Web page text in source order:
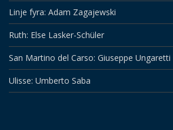
Linje fyra: Adam Zagajewski
Ruth: Else Lasker-Schüler
San Martino del Carso: Giuseppe Ungaretti
Ulisse: Umberto Saba